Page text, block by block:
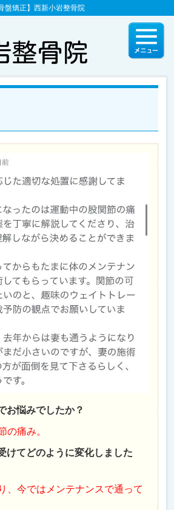
盤矯正】西新小岩整骨院
お悩みでしたか？
の痛み。
けてどのように変化しました
、今ではメンテナンスで通って